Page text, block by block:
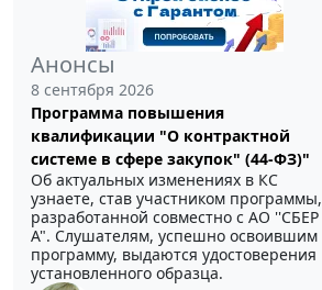
Анонсы
8 сентября 2026
Программа повышения
квалификации "О контрактной
системе в сфере закупок" (44-ФЗ)"
Об актуальных изменениях в КС
узнаете, став участником программы,
разработанной совместно с АО ''СБЕР
А". Слушателям, успешно освоившим
программу, выдаются удостоверения
установленного образца.